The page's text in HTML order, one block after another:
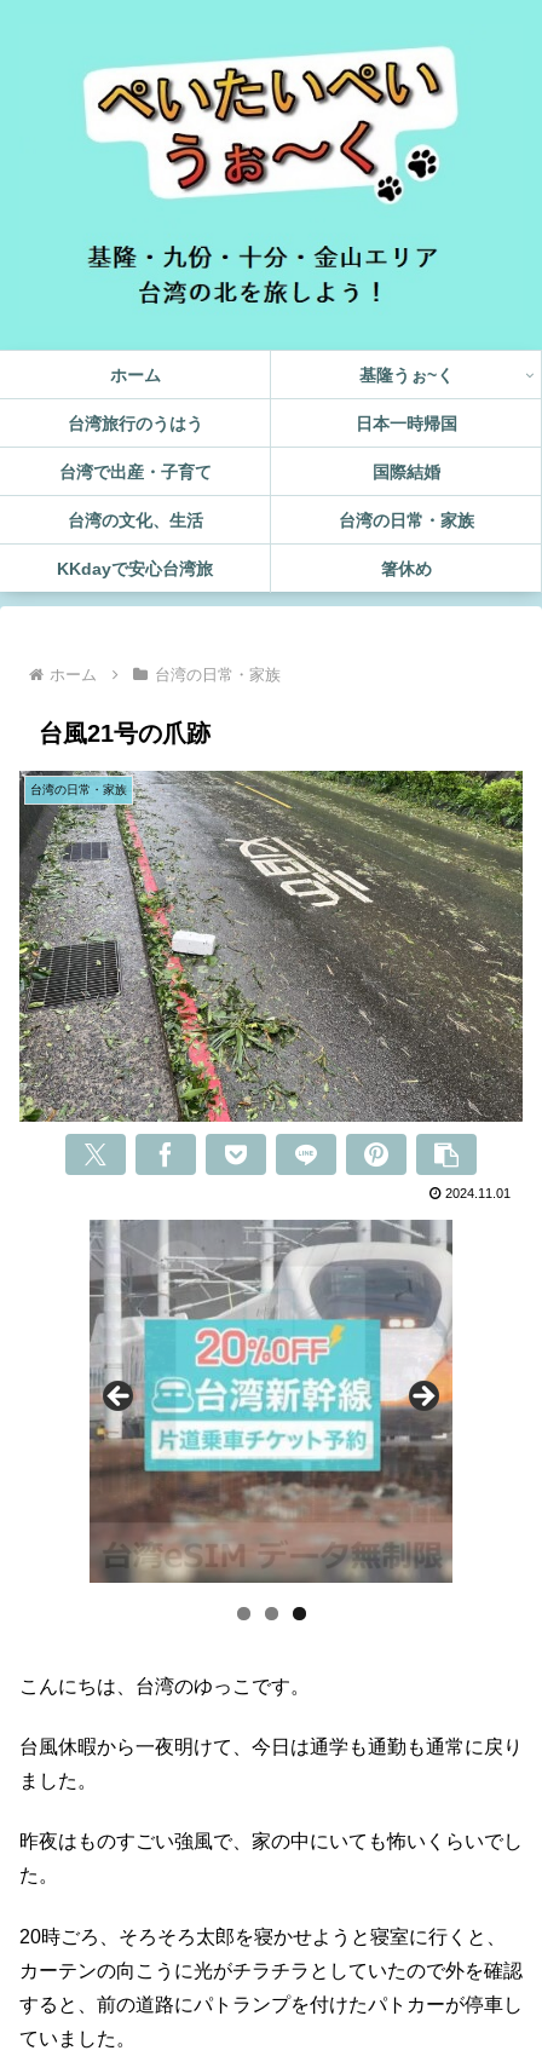
ホーム 基隆うぉ~く
台湾旅行のうはう 日本一時帰国
台湾で出産・子育て 国際結婚
台湾の文化、生活 台湾の日常・家族
KKdayで安心台湾旅 箸休め
ホーム 台湾の日常・家族
台風21号の爪跡
台湾の日常・家族
2024.11.01
こんにちは、台湾のゆっこです。
台風休暇から一夜明けて、今日は通学も通勤も通常に戻り
ました。
昨夜はものすごい強風で、家の中にいても怖いくらいでし
た。
20時ごろ、そろそろ太郎を寝かせようと寝室に行くと、
カーテンの向こうに光がチラチラとしていたので外を確認
すると、前の道路にパトランプを付けたパトカーが停車し
ていました。